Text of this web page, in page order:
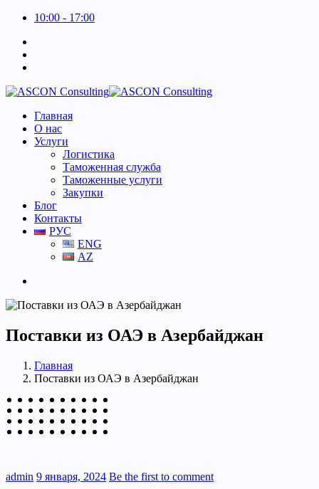
10:00 - 17:00
Главная
О нас
Услуги
Логистика
Таможенная служба
Таможенные услуги
Закупки
Блог
Контакты
РУС
ENG
AZ
Поставки из ОАЭ в Азербайджан
Главная
Поставки из ОАЭ в Азербайджан
admin 9 января, 2024 Be the first to comment